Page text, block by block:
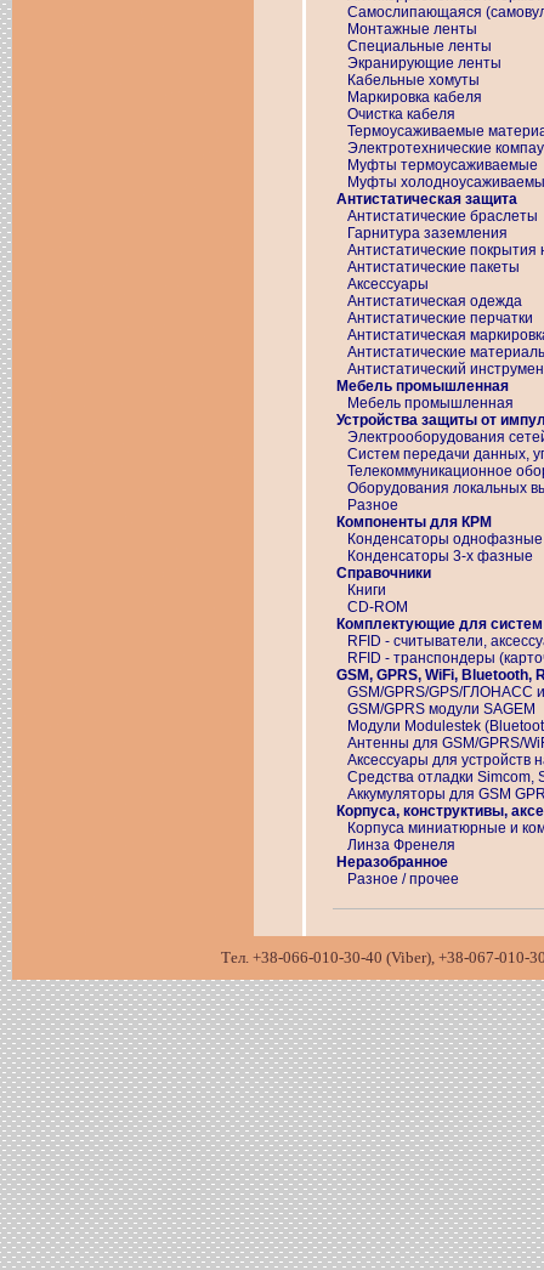
Самослипающаяся
Монтажные ленты
Специальные ленты
Экранирующие ленты
Кабельные хомуты
Маркировка кабеля
Очистка кабеля
Термоусаживаемые
Электротехнические
Муфты термоусаживаемые
Муфты
Антистатическая защита
Антистатические браслеты
Гарнитура заземления
Антистатические покрытия
Антистатические пакеты
Аксессуары
Антистатическая одежда
Антистатические перчатки
Антистатическая
Антистатические
Антистатический
Мебель промышленная
Мебель промышленная
Устройства защиты от
Электрооборудования
Систем передачи данных,
Телекоммуникационное
Оборудования локальных
Разное
Компоненты для КРМ
Конденсаторы однофазные
Конденсаторы 3-х фазные
Справочники
Книги
CD-ROM
Комплектующие для
RFID - считыватели,
RFID - транспондеры
GSM, GPRS, WiFi,
GSM/GPRS/GPS/ГЛОНАСС
GSM/GPRS модули SAGEM
Модули Modulestek
Антенны для GSM/GPRS/
Аксессуары для устройств
Средства отладки Simcom,
Аккумуляторы для GSM
Корпуса, конструктивы,
Корпуса миниатюрные и
Линза Френеля
Неразобранное
Разное / прочее
Тел. +38-066-010-30-40 (Viber), +38-067-